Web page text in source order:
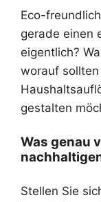
Eco-
gerade einen
eigentlich?
worauf
gestalten
Was genau
Stellen Sie